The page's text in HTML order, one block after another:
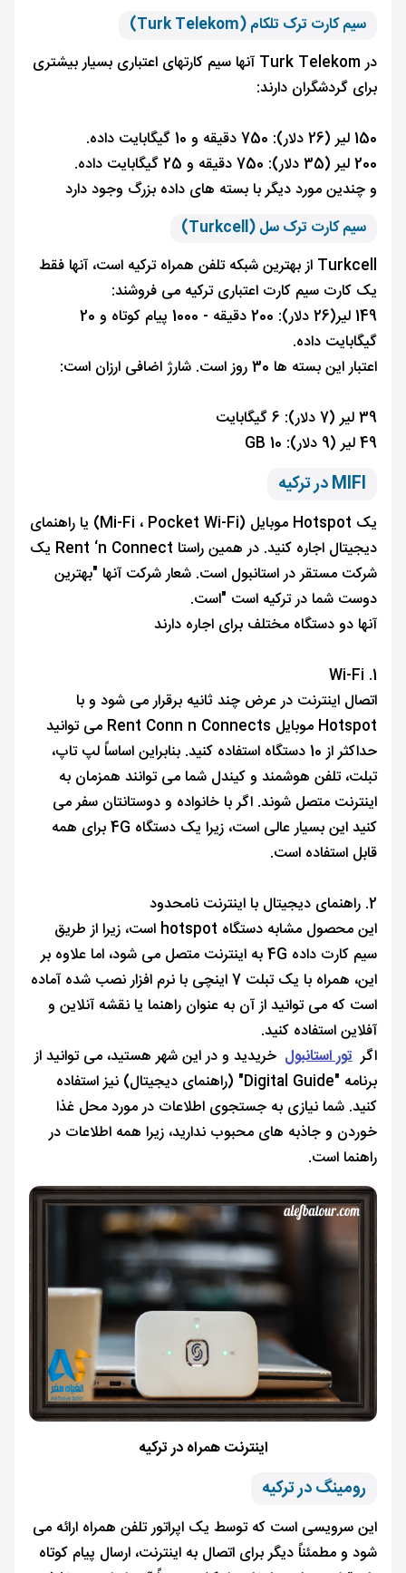
سیم کارت ترک تلکام (Turk Telekom)
در Turk Telekom آنها سیم کارتهای اعتباری بسیار بیشتری
برای گردشگران دارند:
150 لیر (26 دلار): 750 دقیقه و 10 گیگابایت داده.
200 لیر (35 دلار): 750 دقیقه و 25 گیگابایت داده.
و چندین مورد دیگر با بسته های داده بزرگ وجود دارد
سیم کارت ترک سل (Turkcell)
Turkcell از بهترین شبکه تلفن همراه ترکیه است، آنها فقط
یک کارت سیم کارت اعتباری ترکیه می فروشند:
149 لیر(26 دلار): 200 دقیقه - 1000 پیام کوتاه و 20
گیگابایت داده.
اعتبار این بسته ها 30 روز است. شارژ اضافی ارزان است:
39 لیر (7 دلار): 6 گیگابایت
49 لیر (9 دلار): 10 GB
MIFI در ترکیه
یک Hotspot موبایل (Mi-Fi ، Pocket Wi-Fi) یا راهنمای
دیجیتال اجاره کنید. در همین راستا Rent ‘n Connect یک
شرکت مستقر در استانبول است. شعار شرکت آنها "بهترین
دوست شما در ترکیه است "است.
آنها دو دستگاه مختلف برای اجاره دارند
1. Wi-Fi
اتصال اینترنت در عرض چند ثانیه برقرار می شود و با
Hotspot موبایل Rent Conn n Connects می توانید
حداکثر از 10 دستگاه استفاده کنید. بنابراین اساساً لپ تاپ،
تبلت، تلفن هوشمند و کیندل شما می توانند همزمان به
اینترنت متصل شوند. اگر با خانواده و دوستانتان سفر می
کنید این بسیار عالی است، زیرا یک دستگاه 4G برای همه
قابل استفاده است.
2. راهنمای دیجیتال با اینترنت نامحدود
این محصول مشابه دستگاه hotspot است، زیرا از طریق
سیم کارت داده 4G به اینترنت متصل می شود، اما علاوه بر
این، همراه با یک تبلت 7 اینچی با نرم افزار نصب شده آماده
است که می توانید از آن به عنوان راهنما یا نقشه آنلاین و
آفلاین استفاده کنید.
اگر تور استانبول خریدید و در این شهر هستید، می توانید از
برنامه "Digital Guide" (راهنمای دیجیتال) نیز استفاده
کنید. شما نیازی به جستجوی اطلاعات در مورد محل غذا
خوردن و جاذبه های محبوب ندارید، زیرا همه اطلاعات در
راهنما است.
اینترنت همراه در ترکیه
رومینگ در ترکیه
این سرویسی است که توسط یک اپراتور تلفن همراه ارائه می
شود و مطمئناً دیگر برای اتصال به اینترنت، ارسال پیام کوتاه